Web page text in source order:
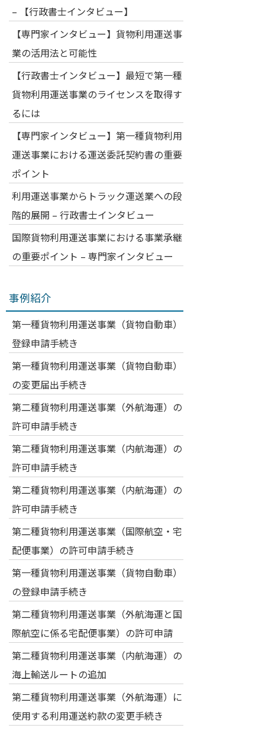
– 【行政書士インタビュー】
【専門家インタビュー】貨物利用運送事
業の活用法と可能性
【行政書士インタビュー】最短で第一種
貨物利用運送事業のライセンスを取得す
るには
【専門家インタビュー】第一種貨物利用
運送事業における運送委託契約書の重要
ポイント
利用運送事業からトラック運送業への段
階的展開 – 行政書士インタビュー
国際貨物利用運送事業における事業承継
の重要ポイント – 専門家インタビュー
事例紹介
第一種貨物利用運送事業（貨物自動車）
登録申請手続き
第一種貨物利用運送事業（貨物自動車）
の変更届出手続き
第二種貨物利用運送事業（外航海運）の
許可申請手続き
第二種貨物利用運送事業（内航海運）の
許可申請手続き
第二種貨物利用運送事業（内航海運）の
許可申請手続き
第二種貨物利用運送事業（国際航空・宅
配便事業）の許可申請手続き
第一種貨物利用運送事業（貨物自動車）
の登録申請手続き
第二種貨物利用運送事業（外航海運と国
際航空に係る宅配便事業）の許可申請
第二種貨物利用運送事業（内航海運）の
海上輸送ルートの追加
第二種貨物利用運送事業（外航海運）に
使用する利用運送約款の変更手続き